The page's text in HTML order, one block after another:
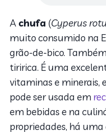
A chufa (Cyperus
muito consumido na
grão-de-bico.
tiririca. É uma
vitaminas e minerais,
pode ser usada em
em bebidas e na
propriedades, há